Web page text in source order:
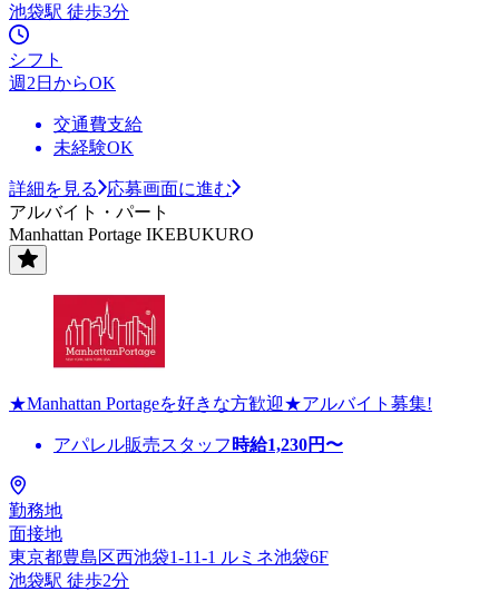
池袋駅 徒歩3分
シフト
週2日からOK
交通費支給
未経験OK
詳細を見る
応募画面に進む
アルバイト・パート
Manhattan Portage IKEBUKURO
★Manhattan Portageを好きな方歓迎★アルバイト募集!
アパレル販売スタッフ 時給1,230円〜
勤務地
面接地
東京都豊島区西池袋1-11-1 ルミネ池袋6F
池袋駅 徒歩2分